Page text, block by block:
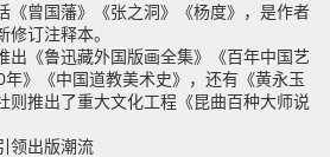
《曾国藩》《张之洞》《杨度》，是作者
订注释本。
《鲁迅藏外国版画全集》《百年中国艺
》《中国道教美术史》，还有《黄永玉
则推出了重大文化工程《昆曲百种大师说
出版潮流